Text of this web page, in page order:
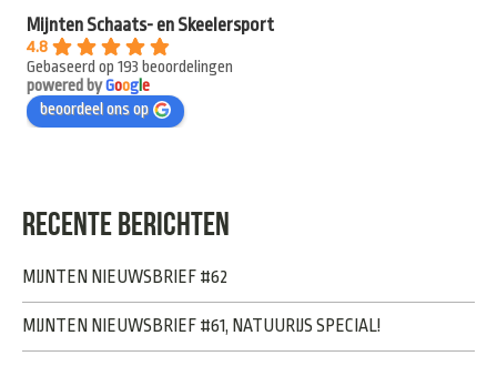
Mijnten Schaats- en Skeelersport
4.8
Gebaseerd op 193 beoordelingen
powered byGooge
beoordeel ons op
RECENTE BERICHTEN
MIJNTEN NIEUWSBRIEF #62
MIJNTEN NIEUWSBRIEF #61, NATUURIJS SPECIAL!